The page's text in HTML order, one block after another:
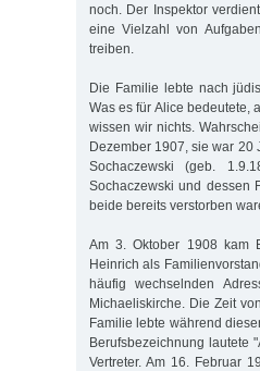
noch. Der Inspektor
eine Vielzahl von
treiben.
Die Familie lebte nach
Was es für Alice bedeutete,
wissen wir nichts.
Dezember 1907, sie war 20
Sochaczewski (geb.
Sochaczewski und dessen
beide bereits verstorben
Am 3. Oktober 1908 kam
Heinrich als
häufig wechselnden
Michaeliskirche. Die Zeit
Familie lebte während
Berufsbezeichnung lautete
Vertreter. Am 16. Februar